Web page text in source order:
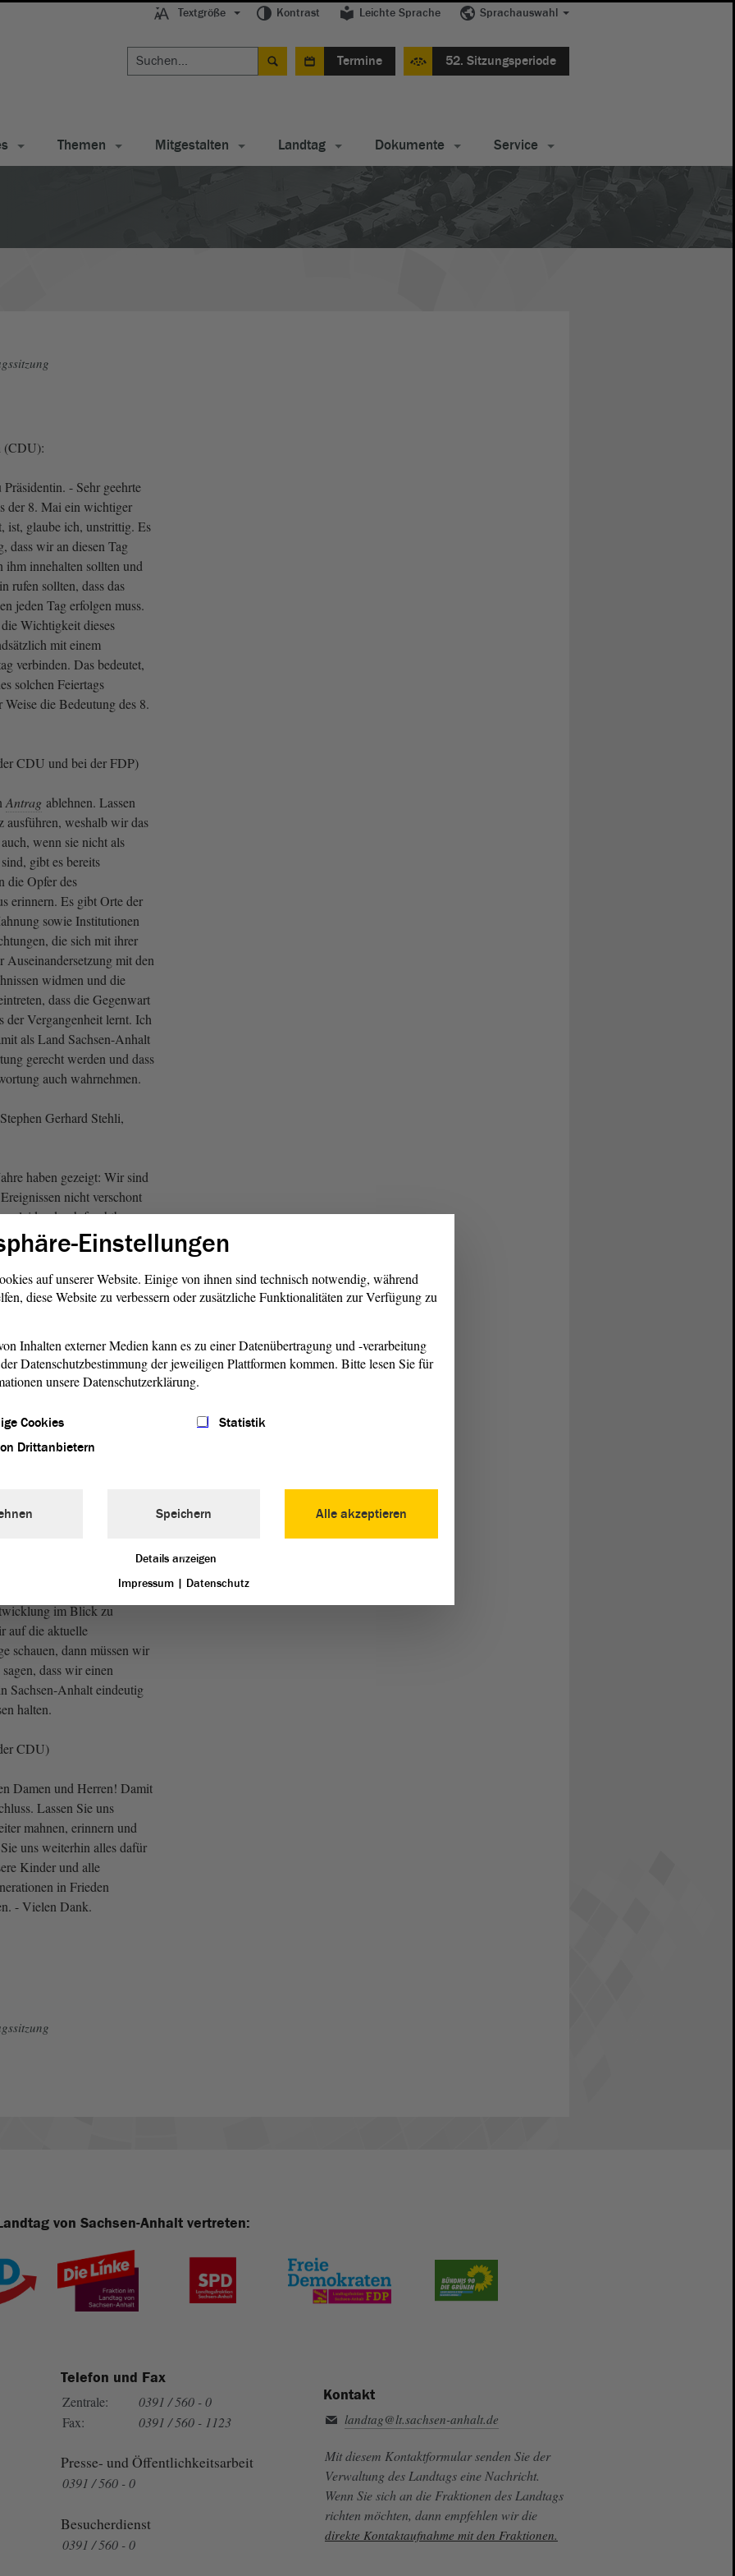
Textgröße Kontrast Leichte Sprache Sprachauswahl
Termine 52. Sitzungsperiode
Themen Mitgestalten Landtag Dokumente Service
(CDU):
- Sehr geehrte
der 8. Mai ein wichtiger
ist, glaube ich, unstrittig. Es
dass wir an diesen Tag
ihm innehalten sollten und
rufen sollten, dass das
jeden Tag erfolgen muss.
Wichtigkeit dieses
mit einem
verbinden. Das bedeutet,
solchen Feiertags
die Bedeutung des 8.
CDU und bei der FDP)
Antrag ablehnen. Lassen
ausführen, weshalb wir das
wenn sie nicht als
gibt es bereits
die Opfer des
erinnern. Es gibt Orte der
sowie Institutionen
die sich mit ihrer
Auseinandersetzung mit den
widmen und die
dass die Gegenwart
der Vergangenheit lernt. Ich
als Land Sachsen-Anhalt
gerecht werden und dass
auch wahrnehmen.
Gerhard Stehli,
haben gezeigt: Wir sind
nicht verschont
leider durch furchtbare
beklagen gehabt, die es
dass man ihnen
Koppehel, AfD)
jedoch ohne die
Lassen Sie uns also
und das
und an schreckliche
an einen Feiertag
CDU)
wir zudem unser Land
im Blick
natürlich auch, die
Feiertags auf die
im Blick zu
auf die aktuelle
schauen, dann müssen wir
sagen, dass wir einen
Sachsen-Anhalt eindeutig
halten.
CDU)
Damen und Herren! Damit
Lassen Sie uns
mahnen, erinnern und
uns weiterhin alles dafür
Kinder und alle
in Frieden
- Vielen Dank.
von Sachsen-Anhalt vertreten:
Telefon und Fax
Zentrale:
0391 / 560 - 0
Fax:
0391 / 560 - 1123
Presse- und Öffentlichkeitsarbeit
0391 / 560 - 0
Besucherdienst
0391 / 560 - 0
Kontakt
landtag@lt.sachsen-anhalt.de
Mit diesem Kontaktformular senden Sie der
Verwaltung des Landtags eine Nachricht.
Wenn Sie sich an die Fraktionen des Landtags
richten möchten, dann empfehlen wir die
direkte Kontaktaufnahme mit den Fraktionen.
Einstellungen
auf unserer Website. Einige von ihnen sind technisch notwendig, während
diese Website zu verbessern oder zusätzliche Funktionalitäten zur Verfügung zu
Inhalten externer Medien kann es zu einer Datenübertragung und -verarbeitung
Datenschutzbestimmung der jeweiligen Plattformen kommen. Bitte lesen Sie für
unsere Datenschutzerklärung.
Cookies
Statistik
Drittanbietern
Alle akzeptieren
Speichern
Details anzeigen
Impressum | Datenschutz